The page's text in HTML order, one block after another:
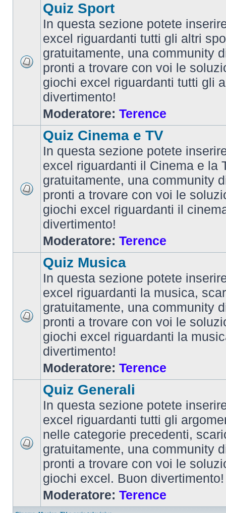
Quiz Sport
In questa sezione potete
excel riguardanti tutti gli altri
gratuitamente, una community
pronti a trovare con voi le
giochi excel riguardanti tutti gli
divertimento!
Moderatore: Terence
Quiz Cinema e TV
In questa sezione potete
excel riguardanti il Cinema e la
gratuitamente, una community
pronti a trovare con voi le
giochi excel riguardanti il
divertimento!
Moderatore: Terence
Quiz Musica
In questa sezione potete
excel riguardanti la musica,
gratuitamente, una community
pronti a trovare con voi le
giochi excel riguardanti la
divertimento!
Moderatore: Terence
Quiz Generali
In questa sezione potete
excel riguardanti tutti gli
nelle categorie precedenti,
gratuitamente, una community
pronti a trovare con voi le
giochi excel. Buon divertimento!
Moderatore: Terence